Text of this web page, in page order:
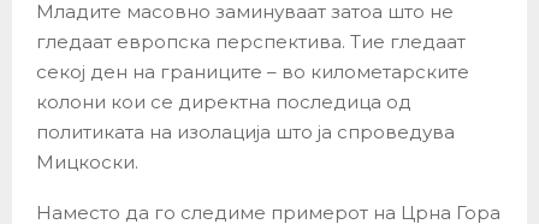
Младите масовно заминуваат затоа што не
гледаат европска перспектива. Тие гледаат
секој ден на границите – во километарските
колони кои се директна последица од
политиката на изолација што ја спроведува
Мицкоски.
Наместо да го следиме примерот на Црна Гора